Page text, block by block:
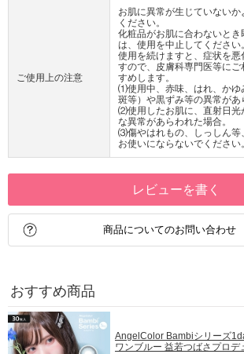
ご使用上の注意
お肌に異常が生じていない
ください。
化粧品がお肌に合わないと
は、使用を中止してくださ
使用を続けますと、症状を悪
すので、皮膚科専門医等に
すめします。
⑴使用中、赤味、はれ、かゆ
斑等）や黒ずみ等の異常があ
⑵使用したお肌に、直射日光
な異常があらわれた場合。
⑶傷やはれもの、しっしん等
お使いにならないでください。
レビューを書く
商品についてのお問い合わせ
おすすめ商品
AngelColor Bambiシリーズ
ワンブルー 益若つばさプロデ